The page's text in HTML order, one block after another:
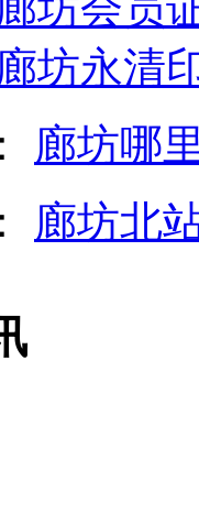
廊坊永清
廊坊哪
廊坊北